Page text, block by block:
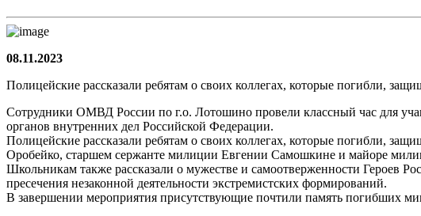
08.11.2023
Полицейские рассказали ребятам о своих коллегах, которые погибли,
Сотрудники ОМВД России по г.о. Лотошино провели классный час для
органов внутренних дел Российской Федерации.
Полицейские рассказали ребятам о своих коллегах, которые погибли,
Оробейко, старшем сержанте милиции Евгении Самошкине и майоре
Школьникам также рассказали о мужестве и самоотверженности Героев
пресечения незаконной деятельности экстремистских формирований.
В завершении мероприятия присутствующие почтили память погибших